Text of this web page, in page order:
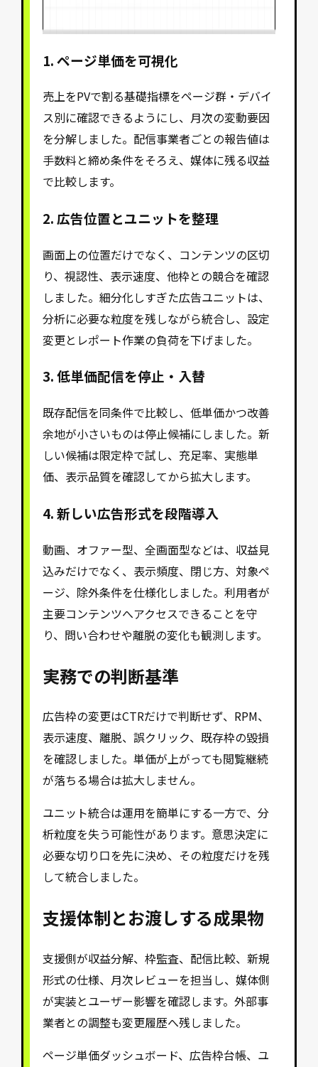
1. ページ単価を可視化
売上をPVで割る基礎指標をページ群・デバイ
ス別に確認できるようにし、月次の変動要因
を分解しました。配信事業者ごとの報告値は
手数料と締め条件をそろえ、媒体に残る収益
で比較します。
2. 広告位置とユニットを整理
画面上の位置だけでなく、コンテンツの区切
り、視認性、表示速度、他枠との競合を確認
しました。細分化しすぎた広告ユニットは、
分析に必要な粒度を残しながら統合し、設定
変更とレポート作業の負荷を下げました。
3. 低単価配信を停止・入替
既存配信を同条件で比較し、低単価かつ改善
余地が小さいものは停止候補にしました。新
しい候補は限定枠で試し、充足率、実態単
価、表示品質を確認してから拡大します。
4. 新しい広告形式を段階導入
動画、オファー型、全画面型などは、収益見
込みだけでなく、表示頻度、閉じ方、対象ペ
ージ、除外条件を仕様化しました。利用者が
主要コンテンツへアクセスできることを守
り、問い合わせや離脱の変化も観測します。
実務での判断基準
広告枠の変更はCTRだけで判断せず、RPM、
表示速度、離脱、誤クリック、既存枠の毀損
を確認しました。単価が上がっても閲覧継続
が落ちる場合は拡大しません。
ユニット統合は運用を簡単にする一方で、分
析粒度を失う可能性があります。意思決定に
必要な切り口を先に決め、その粒度だけを残
して統合しました。
支援体制とお渡しする成果物
支援側が収益分解、枠監査、配信比較、新規
形式の仕様、月次レビューを担当し、媒体側
が実装とユーザー影響を確認します。外部事
業者との調整も変更履歴へ残しました。
ページ単価ダッシュボード、広告枠台帳、ユ